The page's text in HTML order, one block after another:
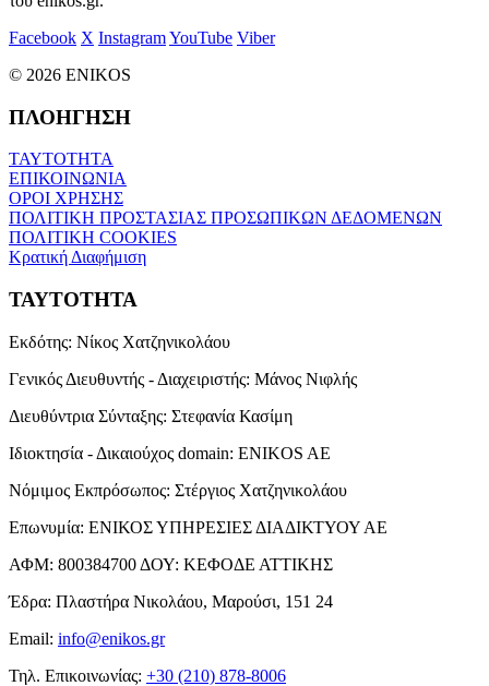
Facebook X InstagramYouTube Viber
© 2026 ENIKOS
ΠΛΟΗΓΗΣΗ
ΤΑΥΤΟΤΗΤΑ
ΕΠΙΚΟΙΝΩΝΙΑ
ΟΡΟΙ ΧΡΗΣΗΣ
ΠΟΛΙΤΙΚΗ ΠΡΟΣΤΑΣΙΑΣ ΠΡΟΣΩΠΙΚΩΝ ΔΕΔΟΜΕΝΩΝ
ΠΟΛΙΤΙΚΗ COOKIES
Κρατική Διαφήμιση
ΤΑΥΤΟΤΗΤΑ
Εκδότης: Νίκος Χατζηνικολάου
Γενικός Διευθυντής - Διαχειριστής: Μάνος Νιφλής
Διευθύντρια Σύνταξης: Στεφανία Κασίμη
Ιδιοκτησία - Δικαιούχος domain: ENIKOS AE
Νόμιμος Εκπρόσωπος: Στέργιος Χατζηνικολάου
Επωνυμία: ΕΝΙΚΟΣ ΥΠΗΡΕΣΙΕΣ ΔΙΑΔΙΚΤΥΟΥ ΑΕ
ΑΦΜ: 800384700 ΔΟΥ: ΚΕΦΟΔΕ ΑΤΤΙΚΗΣ
Έδρα: Πλαστήρα Νικολάου, Μαρούσι, 151 24
Email: info@enikos.gr
Τηλ. Επικοινωνίας: +30 (210) 878-8006